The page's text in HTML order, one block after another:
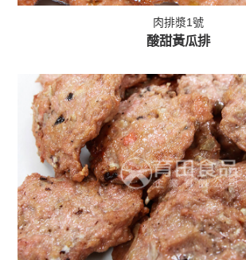
肉排漿1號
酸甜黃瓜排